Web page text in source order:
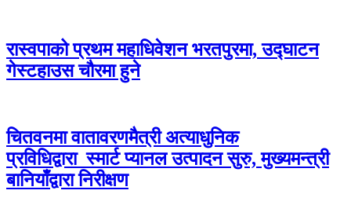
रास्वपाको प्रथम महाधिवेशन भरतपुरमा, उद्घाटन
गेस्टहाउस चौरमा हुने
चितवनमा वातावरणमैत्री अत्याधुनिक
प्रविधिद्वारा स्मार्ट प्यानल उत्पादन सुरु, मुख्यमन्त्री
बानियाँद्वारा निरीक्षण